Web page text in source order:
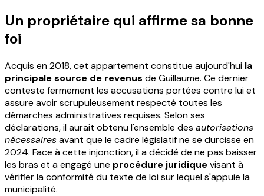
Un propriétaire qui affirme sa bonne
foi
Acquis en 2018, cet appartement constitue aujourd'hui la
principale source de revenus de Guillaume. Ce dernier
conteste fermement les accusations portées contre lui et
assure avoir scrupuleusement respecté toutes les
démarches administratives requises. Selon ses
déclarations, il aurait obtenu l'ensemble des autorisations
nécessairesavant que le cadre législatif ne se durcisse en
2024. Face à cette injonction, il a décidé de ne pas baisser
les bras et a engagé une procédure juridiquevisant à
vérifier la conformité du texte de loi sur lequel s'appuie la
municipalité.